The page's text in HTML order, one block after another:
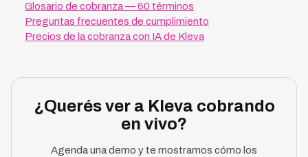
Glosario de cobranza — 60 términos
Preguntas frecuentes de cumplimiento
Precios de la cobranza con IA de Kleva
¿Querés ver a Kleva cobrando
en vivo?
Agenda una demo y te mostramos cómo los